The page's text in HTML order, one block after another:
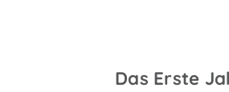
Das Erste